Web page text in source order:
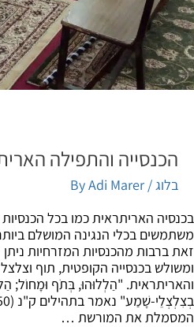
הכנסייה והתפילה
בלוג/ By
Adi Marer
האריתראית כמו בכל הכנסיות
בכלי הנגינה המושלם ביותר,
ברבות מהכנסיות המזרחיות ניתן
בכנסייה הקופטית, תוף וצלצלים
"הַלְלוּהוּ, בְּתֹף וּמָחוֹל;
את המורשת …